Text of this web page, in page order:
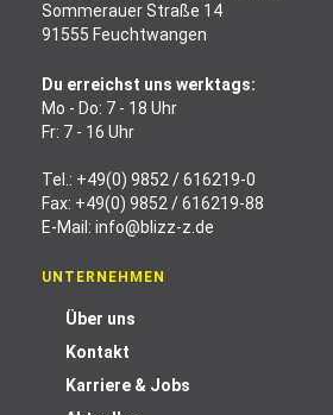
Sommerauer Straße 14
91555 Feuchtwangen
Du erreichst uns werktags:
Mo - Do: 7 - 18 Uhr
Fr: 7 - 16 Uhr
Tel.: +49(0) 9852 / 616219-0
Fax: +49(0) 9852 / 616219-88
E-Mail: info@blizz-z.de
UNTERNEHMEN
Über uns
Kontakt
Karriere & Jobs